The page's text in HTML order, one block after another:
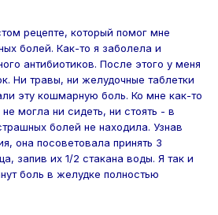
рецепте, который помог мне
болей. Как-то я заболела и
антибиотиков. После этого у меня
Ни травы, ни желудочные таблетки
эту кошмарную боль. Ко мне как-то
могла ни сидеть, ни стоять - в
болей не находила. Узнав
она посоветовала принять 3
запив их 1/2 стакана воды. Я так и
боль в желудке полностью